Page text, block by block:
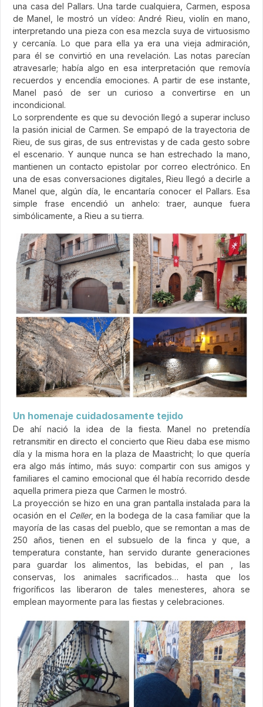
una casa del Pallars. Una tarde cualquiera, Carmen, esposa
de Manel, le mostró un vídeo: André Rieu, violín en mano,
interpretando una pieza con esa mezcla suya de virtuosismo
y cercanía. Lo que para ella ya era una vieja admiración,
para él se convirtió en una revelación. Las notas parecían
atravesarle; había algo en esa interpretación que removía
recuerdos y encendía emociones. A partir de ese instante,
Manel pasó de ser un curioso a convertirse en un
incondicional.
Lo sorprendente es que su devoción llegó a superar incluso
la pasión inicial de Carmen. Se empapó de la trayectoria de
Rieu, de sus giras, de sus entrevistas y de cada gesto sobre
el escenario. Y aunque nunca se han estrechado la mano,
mantienen un contacto epistolar por correo electrónico. En
una de esas conversaciones digitales, Rieu llegó a decirle a
Manel que, algún día, le encantaría conocer el Pallars. Esa
simple frase encendió un anhelo: traer, aunque fuera
simbólicamente, a Rieu a su tierra.
Un homenaje cuidadosamente tejido
De ahí nació la idea de la fiesta. Manel no pretendía
retransmitir en directo el concierto que Rieu daba ese mismo
día y la misma hora en la plaza de Maastricht; lo que quería
era algo más íntimo, más suyo: compartir con sus amigos y
familiares el camino emocional que él había recorrido desde
aquella primera pieza que Carmen le mostró.
La proyección se hizo en una gran pantalla instalada para la
ocasión en el Celler, en la bodega de la casa familiar que la
mayoría de las casas del pueblo, que se remontan a mas de
250 años, tienen en el subsuelo de la finca y que, a
temperatura constante, han servido durante generaciones
para guardar los alimentos, las bebidas, el pan , las
conservas, los animales sacrificados… hasta que los
frigoríficos las liberaron de tales menesteres, ahora se
emplean mayormente para las fiestas y celebraciones.